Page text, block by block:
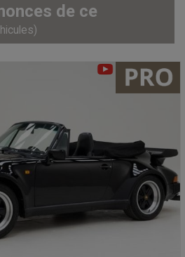
de ce